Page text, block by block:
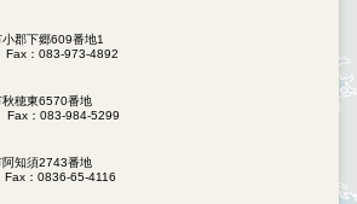
郡下郷609番地1
Fax：083-973-4892
穂東6570番地
Fax：083-984-5299
知須2743番地
Fax：0836-65-4116